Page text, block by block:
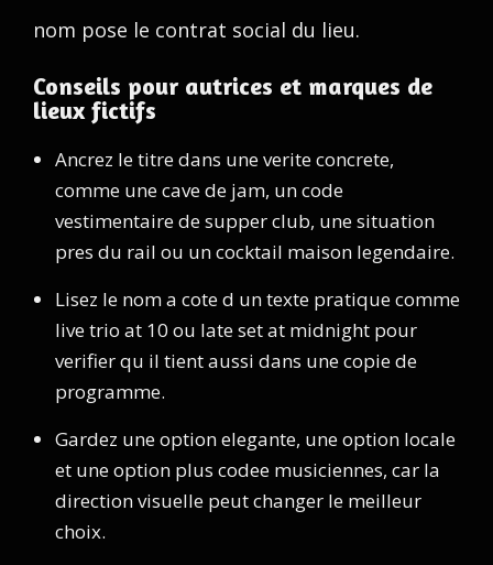
nom pose le contrat social du lieu.
Conseils pour autrices et marques de
lieux fictifs
Ancrez le titre dans une verite concrete,
comme une cave de jam, un code
vestimentaire de supper club, une situation
pres du rail ou un cocktail maison legendaire.
Lisez le nom a cote d un texte pratique comme
live trio at 10 ou late set at midnight pour
verifier qu il tient aussi dans une copie de
programme.
Gardez une option elegante, une option locale
et une option plus codee musiciennes, car la
direction visuelle peut changer le meilleur
choix.